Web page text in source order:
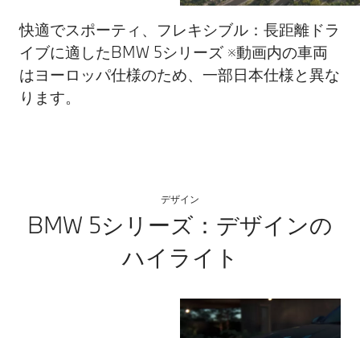
快適でスポーティ、フレキシブル：長距離ドラ
イブに適したBMW 5シリーズ ※動画内の車両
はヨーロッパ仕様のため、一部日本仕様と異な
ります。
デザイン
BMW 5シリーズ：デザインの
ハイライト